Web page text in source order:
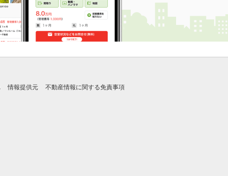
情報提供元 不動産情報に関する免責事項